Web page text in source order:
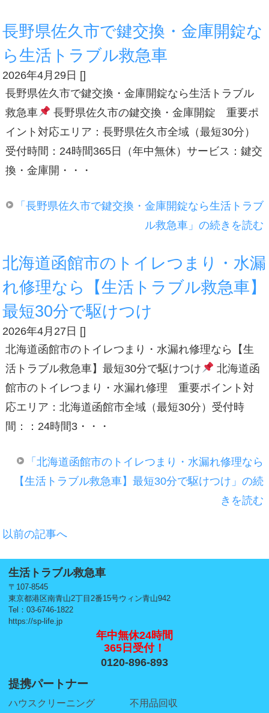
長野県佐久市で鍵交換・金庫開錠な
ら生活トラブル救急車
2026年4月29日 []
長野県佐久市で鍵交換・金庫開錠なら生活トラブル
救急車
長野県佐久市の鍵交換・金庫開錠 重要ポ
イント対応エリア：長野県佐久市全域（最短30分）
受付時間：24時間365日（年中無休）サービス：鍵交
換・金庫開・・・
「長野県佐久市で鍵交換・金庫開錠なら生活トラブ
ル救急車」の続きを読む
北海道函館市のトイレつまり・水漏
れ修理なら【生活トラブル救急車】
最短30分で駆けつけ
2026年4月27日 []
北海道函館市のトイレつまり・水漏れ修理なら【生
活トラブル救急車】最短30分で駆けつけ
北海道函
館市のトイレつまり・水漏れ修理 重要ポイント対
応エリア：北海道函館市全域（最短30分）受付時
間：：24時間3・・・
「北海道函館市のトイレつまり・水漏れ修理なら
【生活トラブル救急車】最短30分で駆けつけ」の続
きを読む
以前の記事へ
生活トラブル救急車
〒107-8545
東京都港区南青山2丁目2番15号ウィン青山942
Tel：03-6746-1822
https://sp-life.jp
年中無休24時間
365日受付！
0120-896-893
提携パートナー
ハウスクリーニング 不用品回収